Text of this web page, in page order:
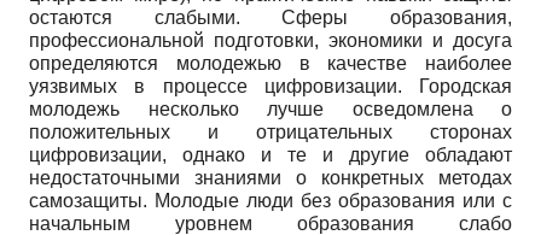
остаются слабыми. Сферы образования,
профессиональной подготовки, экономики и досуга
определяются молодежью в качестве наиболее
уязвимых в процессе цифровизации. Городская
молодежь несколько лучше осведомлена о
положительных и отрицательных сторонах
цифровизации, однако и те и другие обладают
недостаточными знаниями о конкретных методах
самозащиты. Молодые люди без образования или с
начальным уровнем образования слабо